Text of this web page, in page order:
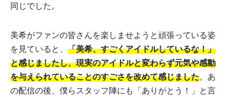
同じでした。
美希がファンの皆さんを楽しませようと頑張っている姿
を見ていると、 「美希、すごくアイドルしているな！」
と感じましたし、現実のアイドルと変わらず元気や感動
を与えられていることのすごさを改めて感じました。あ
の配信の後、僕らスタッフ陣にも「ありがとう！」と言